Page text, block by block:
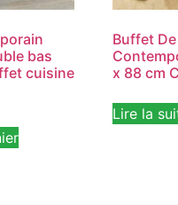
bas
cuisine
Buffet
x 88 cm
Lire la